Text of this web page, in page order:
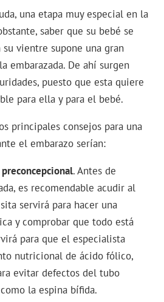
una etapa muy especial en la
saber que su bebé se
vientre supone una gran
embarazada. De ahí surgen
puesto que esta quiere
para ella y para el bebé.
principales consejos para una
el embarazo serían:
. Antes de
es recomendable acudir al
servirá para hacer una
y comprobar que todo está
para que el especialista
nutricional de ácido fólico,
evitar defectos del tubo
la espina bífida.